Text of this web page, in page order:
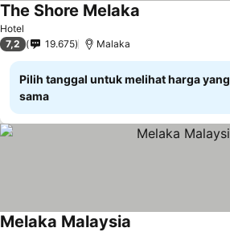
Hotel
The Shore Melaka
7,2 19.675 Malaka
Pilih tanggal untuk melihat harga yang
sama
Melaka Malaysia